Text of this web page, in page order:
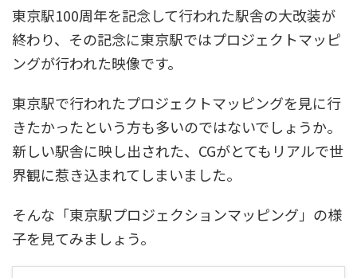
東京駅100周年を記念して行われた駅舎の大改装が
終わり、その記念に東京駅ではプロジェクトマッピ
ングが行われた映像です。
東京駅で行われたプロジェクトマッピングを見に行
きたかったという方も多いのではないでしょうか。
新しい駅舎に映し出された、CGがとてもリアルで世
界観に惹き込まれてしまいました。
そんな「東京駅プロジェクションマッピング」の様
子を見てみましょう。